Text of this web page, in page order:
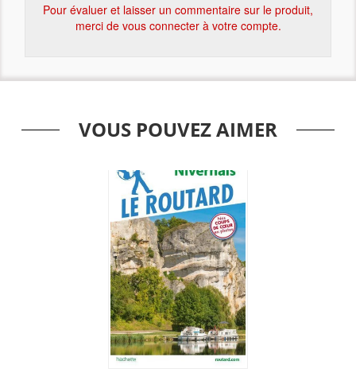
Pour évaluer et laisser un commentaire sur le produit,
merci de vous connecter à votre compte.
VOUS POUVEZ AIMER